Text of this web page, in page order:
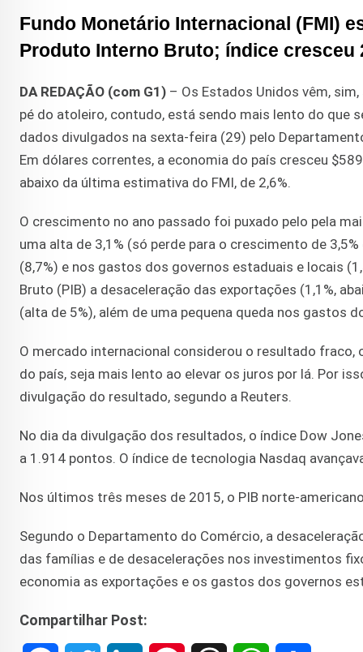
Fundo Monetário Internacional (FMI)
Produto Interno Bruto; índice cresceu
DA REDAÇÃO (com G1) – Os Estados Unidos vêm,
pé do atoleiro, contudo, está sendo mais lento do que
dados divulgados na sexta-feira (29) pelo
Em dólares correntes, a economia do país cresceu
abaixo da última estimativa do FMI, de 2,6%.
O crescimento no ano passado foi puxado pelo pela
uma alta de 3,1% (só perde para o crescimento de
(8,7%) e nos gastos dos governos estaduais e locais
Bruto (PIB) a desaceleração das exportações (1,1%,
(alta de 5%), além de uma pequena queda nos gastos
O mercado internacional considerou o resultado fraco,
do país, seja mais lento ao elevar os juros por lá. Por
divulgação do resultado, segundo a Reuters.
No dia da divulgação dos resultados, o índice Dow
a 1.914 pontos. O índice de tecnologia Nasdaq
Nos últimos três meses de 2015, o PIB norte-
Segundo o Departamento do Comércio, a
das famílias e de desacelerações nos investimentos
economia as exportações e os gastos dos governos
Compartilhar Post: